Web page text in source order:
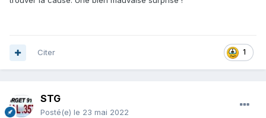
1
Citer
STG
Posté(e) le 23 mai 2022